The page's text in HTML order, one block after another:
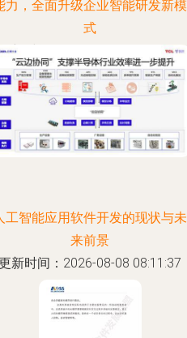
力，全面升级企业智能研发新模
式
新时间：2026-08-08 21:01:25
工智能应用软件开发的现状与未
来前景
新时间：2026-08-08 08:11:37